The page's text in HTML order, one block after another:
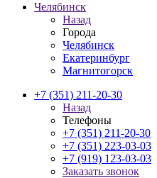
Челябинск
Назад
Города
Челябинск
Екатеринбург
Магнитогорск
+7 (351) 211-20-30
Назад
Телефоны
+7 (351) 211-20-30
+7 (351) 223-03-03
+7 (919) 123-03-03
Заказать звонок